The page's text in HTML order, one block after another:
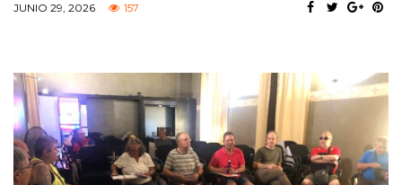
JUNIO 29, 2026 157